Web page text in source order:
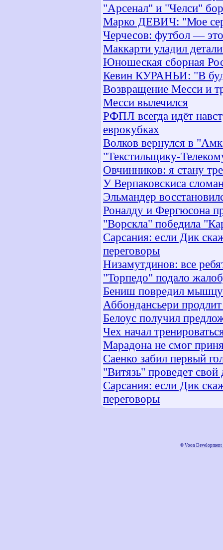
"Арсенал" и "Челси"
Марко ДЕВИЧ: "Мое
Черчесов: футбол —
Маккарти уладил
Юношеская сборная
Кевин КУРАНЬИ: "В
Возвращение Месси и
Месси вылечился
РФПЛ всегда идёт
еврокубках
Волков вернулся в
"Текстильщику-
Овчинников: я стану
У Верпаковскиса
Эльмандер
Роналду и Фергюсона
"Ворскла" победила
Сарсания: если Дик
переговоры
Низамутдинов: все
"Торпедо" подало
Бениш повредил мышцу
Аббондансьери
Белоус получил
Чех начал
Марадона не смог
Саенко забил первый
"Витязь" проведет
Сарсания: если Дик
переговоры
© Voon Development